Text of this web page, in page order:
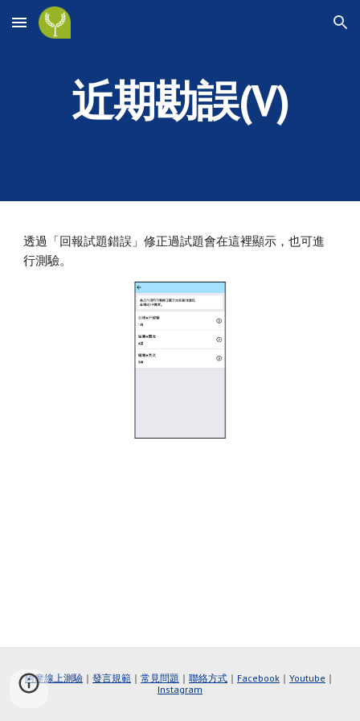
Skip to main content Skip to navigation
近期勘誤(V)
透過「回報試題錯誤」修正過試題會在這裡顯示，也可進
行測驗。
阿摩線上測驗 ｜ 發言規範 ｜ 常見問題 ｜ 聯絡方式 ｜ Facebook ｜ Youtube ｜
Instagram